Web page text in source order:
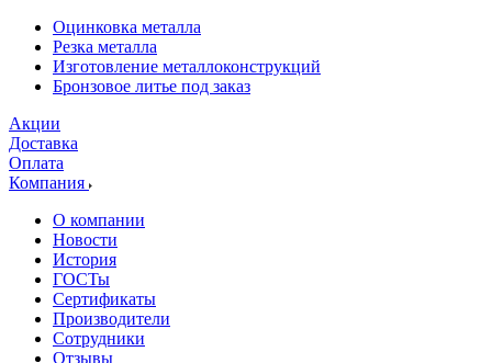
Оцинковка металла
Резка металла
Изготовление металлоконструкций
Бронзовое литье под заказ
Акции
Доставка
Оплата
Компания
О компании
Новости
История
ГОСТы
Сертификаты
Производители
Сотрудники
Отзывы